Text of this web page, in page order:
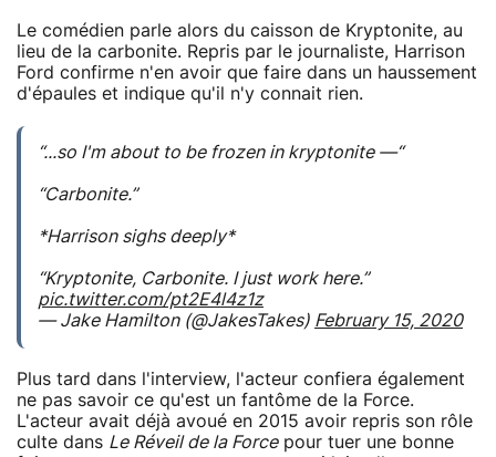
Le comédien parle alors du caisson de Kryptonite, au
lieu de la carbonite. Repris par le journaliste, Harrison
Ford confirme n'en avoir que faire dans un haussement
d'épaules et indique qu'il n'y connait rien.
“...so I'm about to be frozen in kryptonite —“
“Carbonite.”
*Harrison sighs deeply*
“Kryptonite, Carbonite. I just work here.”
pic.twitter.com/pt2E4l4z1z
— Jake Hamilton (@JakesTakes) February 15, 2020
Plus tard dans l'interview, l'acteur confiera également
ne pas savoir ce qu'est un fantôme de la Force.
L'acteur avait déjà avoué en 2015 avoir repris son rôle
culte dans Le Réveil de la Forcepour tuer une bonne